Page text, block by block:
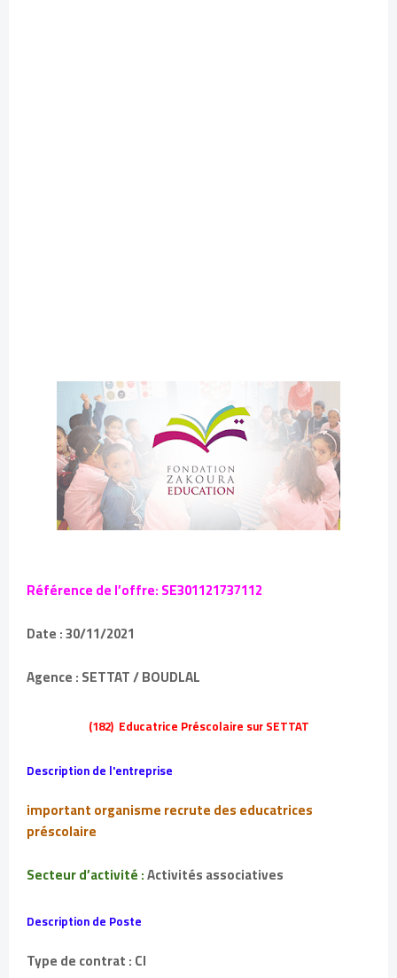
Référence de l’offre: SE301121737112
Date : 30/11/2021
Agence : SETTAT / BOUDLAL
(182) Educatrice Préscolaire sur SETTAT
Description de l'entreprise
important organisme recrute des educatrices
préscolaire
Secteur d’activité :Activités associatives
Description de Poste
Type de contrat : CI